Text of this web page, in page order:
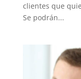
clientes que
Se podrán...